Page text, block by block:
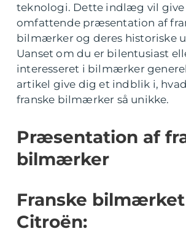
teknologi. Dette indlæg vil give
omfattende præsentation af
bilmærker og deres historiske
Uanset om du er bilentusiast
interesseret i bilmærker
artikel give dig et indblik i,
franske bilmærker så unikke.
Præsentation af
bilmærker
Franske bilmærket
Citroën: